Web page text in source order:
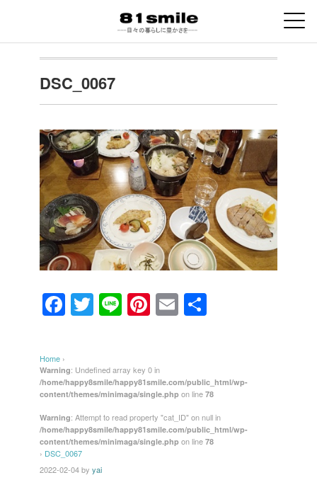
DSC_0067
F
a
e
b
o
o
k
T
wi
er
Li
n
Pi
nt
e
st
E
m
Home ›
Warning: Undefined array key 0 in
/home/happy8smile/happy81smile.com/public_html/wp-
content/themes/minimaga/single.php on line 78
Warning: Attempt to read property "cat_ID" on null in
/home/happy8smile/happy81smile.com/public_html/wp-
content/themes/minimaga/single.php on line 78
› DSC_0067
2022-02-04by yai